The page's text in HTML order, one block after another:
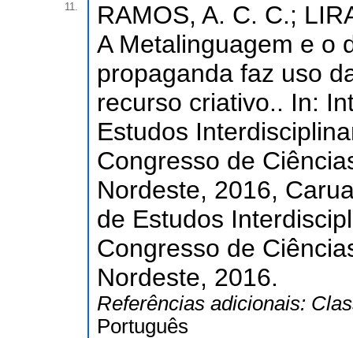
11.
RAMOS, A. C. C.;
A Metalinguagem e o
propaganda faz uso
recurso criativo.. In:
Estudos
Congresso de
Nordeste, 2016,
de Estudos
Congresso de
Nordeste, 2016.
Referências adicionais:
Português